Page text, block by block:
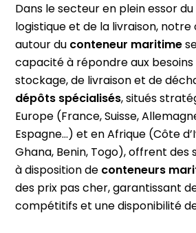
Dans le secteur en plein essor
logistique et de la livraison,
autour duconteneur maritime
capacité à répondre aux besoins
stockage, de livraison et de
dépôts spécialisés, situés
Europe (France,Suisse,
Espagne…) et en Afrique (Côte
Ghana, Benin, Togo), offrent des
à disposition deconteneurs
des prix pas cher, garantissant
compétitifs et une disponibilité